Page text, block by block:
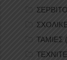
ΤΑΜΙΕΣ